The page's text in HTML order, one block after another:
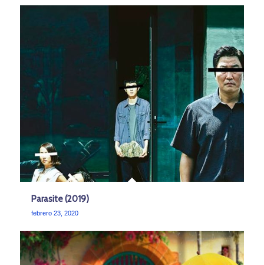
Parasite (2019)
febrero 23, 2020